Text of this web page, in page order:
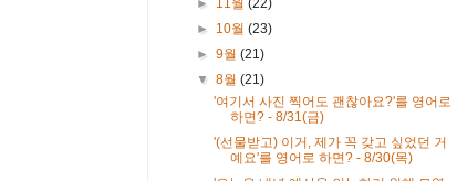
► 10월(23)
►9월(21)
▼8월(21)
'여기서 사진 찍어도 괜찮아요?'를 영어로
하면? - 8/31(금)
'(선물받고) 이거, 제가 꼭 갖고 싶었던 거
예요'를 영어로 하면? - 8/30(목)